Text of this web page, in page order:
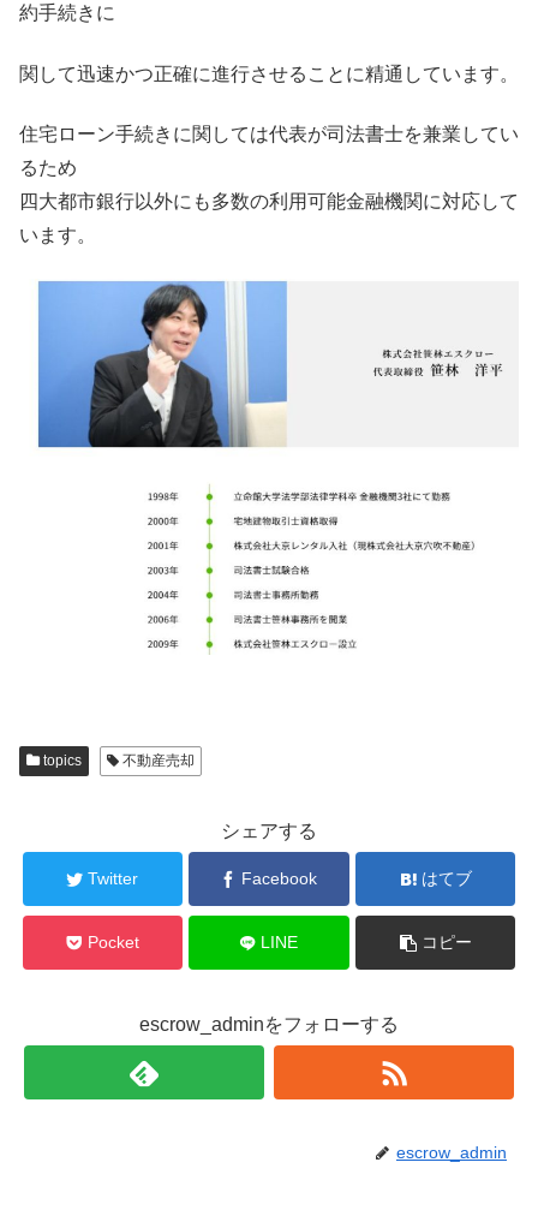
約手続きに
関して迅速かつ正確に進行させることに精通しています。
住宅ローン手続きに関しては代表が司法書士を兼業してい
るため
四大都市銀行以外にも多数の利用可能金融機関に対応して
います。
topics 不動産売却
シェアする
Twitter Facebook はてブ
Pocket LINE コピー
escrow_adminをフォローする
escrow_admin